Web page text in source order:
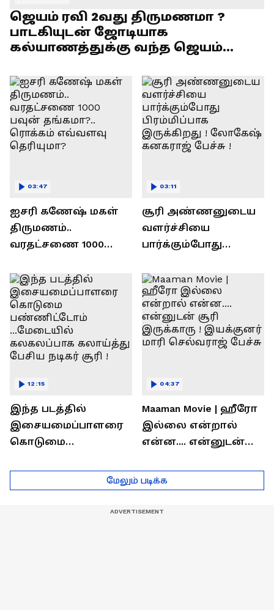
ஜெயம் ரவி 2வது திருமணமா ?
பாடகியுடன் ஜோடியாக
கல்யாணத்துக்கு வந்த ஜெயம்
ஐசரி கணேஷ் மகள்
திருமணம்..
வரதட்சணை 1000
ரொக்கம் எவ்வளவு
தெரியுமா?
03:47
சூரி அண்ணனுடைய
வளர்ச்சியை
பார்க்கும்போது
இருக்கிறது !
லோகேஷ் கனகராஜ்
பேச்சு !
03:11
இந்த படத்தில்
இசையமைப்பாளரை
கொடுமை
...மேடையில்
கலகலப்பாக
12:15
Maaman Movie | ஹீரோ
இல்லை என்றால்
என்ன.... என்னுடன்
இயக்குனர் மாரி
செல்வராஜ் பேச்சு
04:37
மேலும் படிக்க